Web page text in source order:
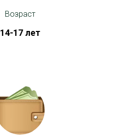
Возраст
14-17 лет